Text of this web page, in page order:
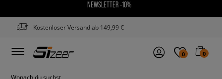
NEWSLETTER -10%
Kostenloser Versand ab 149,99 €
0 0